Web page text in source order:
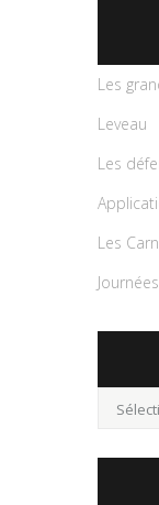
Les
Leveau
Les
Les